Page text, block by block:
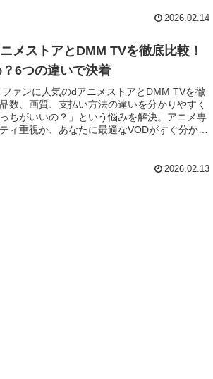
2026.02.14
メストアとDMM TVを徹底比較！
6つの違いで決着
ファンに人気のdアニメストアとDMM TVを徹
数、画質、支払い方法の違いを分かりやすく
ちがいいの？」という悩みを解決。アニメ専
ィ重視か、あなたに最適なVODがすぐ分かり
2026.02.13